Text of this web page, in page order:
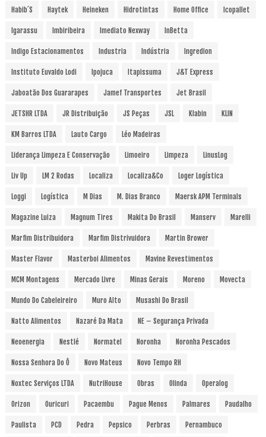
Habib´s Haytek Heineken Hidrotintas Home Office Icopallet
Igarassu Imbiribeira Imediato Nexway InBetta
Indigo Estacionamentos Industria Indústria Ingredion
Instituto Euvaldo Lodi Ipojuca Itapissuma J&T Express
Jaboatão Dos Guararapes Jamef Transportes Jet Brasil
JETSHR LTDA JR Distribuição JS Peças JSL Klabin KLIN
KM Barros LTDA Lauto Cargo Léo Madeiras
Liderança Limpeza E Conservação Limoeiro Limpeza LinusLog
Liv Up LM 2 Rodas Localiza Localiza&Co Loger Logística
Loggi Logística M Dias M. Dias Branco Maersk APM Terminals
Magazine Luiza Magnum Tires Makita Do Brasil Manserv Marelli
Marfim Distribuidora Marfim Distrivuidora Martin Brower
Master Flavor Masterboi Alimentos Mavine Revestimentos
MCM Montagens Mercado Livre Minas Gerais Moreno Movecta
Mundo Do Cabeleireiro Muro Alto Musashi Do Brasil
Natto Alimentos Nazaré Da Mata NE – Segurança Privada
Neoenergia Nestlé Normatel Noronha Noronha Pescados
Nossa Senhora Do Ô Novo Mateus Novo Tempo RH
Noxtec Serviços LTDA NutriHouse Obras Olinda Operalog
Orizon Ouricuri Pacaembu Pague Menos Palmares Paudalho
Paulista PCD Pedra Pepsico Perbras Pernambuco